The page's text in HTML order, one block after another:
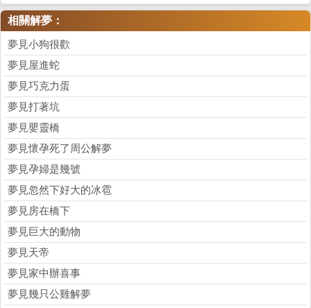
相關解夢：
夢見小狗很歡
夢見屋進蛇
夢見巧克力蛋
夢見打著坑
夢見嬰靈橋
夢見懷孕死了周公解夢
夢見孕婦是幾號
夢見忽然下好大的冰雹
夢見房在橋下
夢見巨大的動物
夢見天帝
夢見家中辦喜事
夢見幾只公雞解夢